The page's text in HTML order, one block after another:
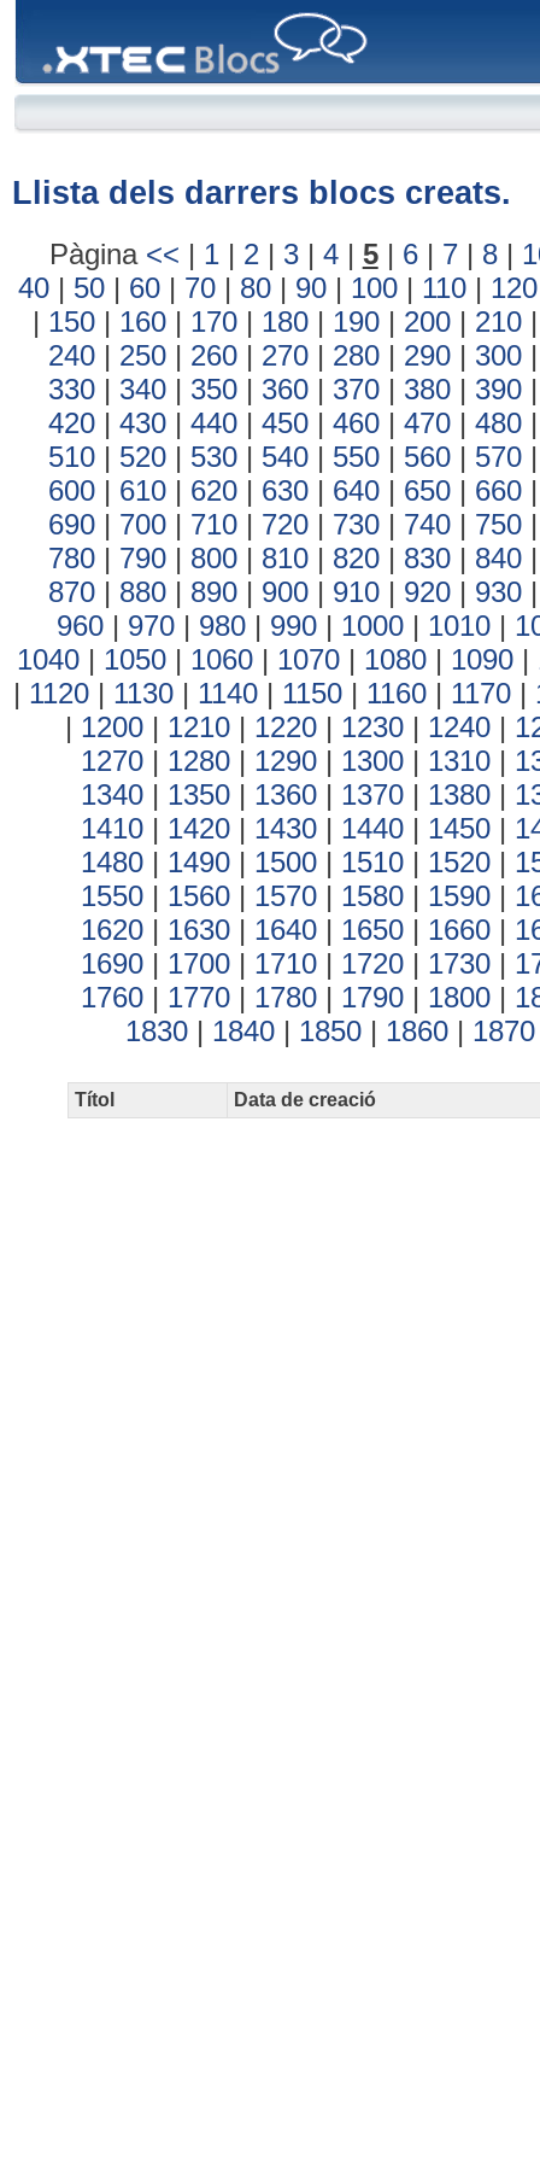
Llista dels darrers blocs creats.
Pàgina << | 1| 2| 3| 4| 5| 6| 7| 8|
40| 50| 60| 70| 80| 90| 100| 110| 120
| 150| 160| 170| 180| 190| 200| 210
240| 250| 260| 270| 280| 290| 300
330| 340| 350| 360| 370| 380| 390
420| 430| 440| 450| 460| 470| 480
510| 520| 530| 540| 550| 560| 570
600| 610| 620| 630| 640| 650| 660
690| 700| 710| 720| 730| 740| 750
780| 790| 800| 810| 820| 830| 840
870| 880| 890| 900| 910| 920| 930
960| 970| 980| 990| 1000| 1010|
1040| 1050| 1060| 1070| 1080| 1090|
| 1120| 1130| 1140| 1150| 1160| 1170|
| 1200| 1210| 1220| 1230| 1240|
1270| 1280| 1290| 1300| 1310|
1340| 1350| 1360| 1370| 1380|
1410| 1420| 1430| 1440| 1450|
1480| 1490| 1500| 1510| 1520|
1550| 1560| 1570| 1580| 1590|
1620| 1630| 1640| 1650| 1660|
1690| 1700| 1710| 1720| 1730|
1760| 1770| 1780| 1790| 1800|
1830| 1840| 1850| 1860| 1870
Títol Data de creació